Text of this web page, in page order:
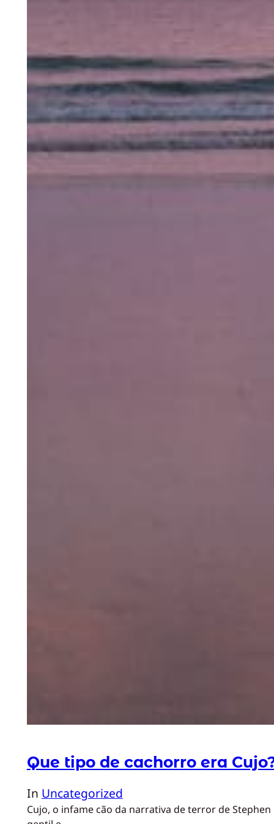
Que tipo de cachorro era
In Uncategorized
Cujo, o infame cão da narrativa de terror de